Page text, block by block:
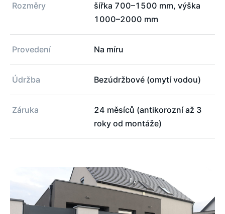
Rozměry
šířka 700–1500 mm, výška
1000–2000 mm
Provedení Na míru
Údržba Bezúdržbové (omytí vodou)
Záruka
24 měsíců (antikorozní až 3
roky od montáže)